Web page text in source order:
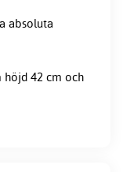
absoluta
höjd 42 cm och